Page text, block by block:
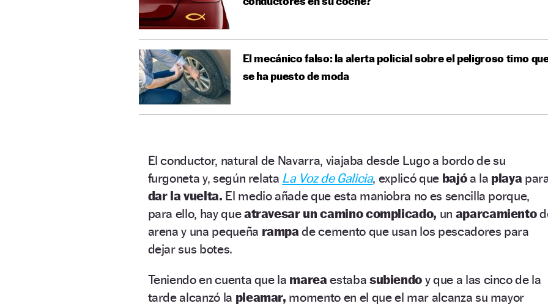
El mecánico falso: la alerta policial sobre el peligroso timo
se ha puesto de moda
El conductor, natural de Navarra, viajaba desde Lugo a bordo de su
furgoneta y, según relata La Voz de Galicia, explicó que bajóa la playa
dar la vuelta. El medio añade que esta maniobra no es sencilla porque,
para ello, hay queatravesar un camino complicado, un aparcamiento
arena y una pequeña rampade cemento que usan los pescadores para
dejar sus botes.
Teniendo en cuenta que la mareaestaba subiendo y que a las cinco de la
tarde alcanzó la pleamar, momento en el que el mar alcanza su mayor